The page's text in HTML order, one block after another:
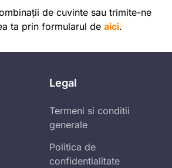
de cuvinte sau trimite-ne
ta prin formularul de aici.
Legal
Termeni si conditii
generale
Politica de
confidentialitate